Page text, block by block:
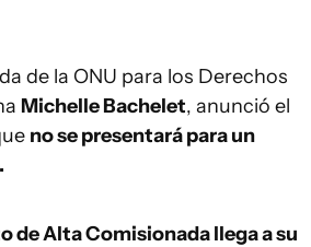
de la ONU para los Derechos
Michelle Bachelet, anunció el
no se presentará para un
de Alta Comisionada llega a su